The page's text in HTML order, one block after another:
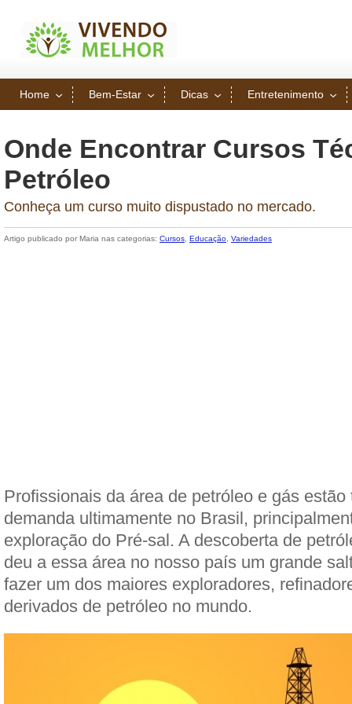
Home Bem-Estar Dicas Entretenimento
Onde Encontrar Cursos
Petróleo
Conheça um curso muito dispustado no mercado.
Artigo publicado por Maria nas categorias: Cursos Educação Variedades
Profissionais da área de petróleo e gás estão
demanda ultimamente no Brasil,
exploração do Pré-sal. A descoberta de
deu a essa área no nosso país um grande
fazer um dos maiores exploradores,
derivados de petróleo no mundo.